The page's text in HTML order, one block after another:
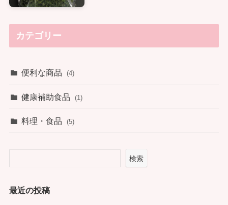
カテゴリー
便利な商品 (4)
健康補助食品 (1)
料理・食品 (5)
検索
最近の投稿